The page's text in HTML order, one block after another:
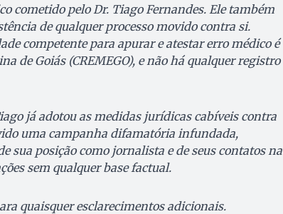
cometido pelo Dr. Tiago Fernandes. Ele também
de qualquer processo movido contra si.
competente para apurar e atestar erro médico é
de Goiás (CREMEGO), e não há qualquer registro
já adotou as medidas jurídicas cabíveis contra
uma campanha difamatória infundada,
sua posição como jornalista e de seus contatos na
sem qualquer base factual.
quaisquer esclarecimentos adicionais.